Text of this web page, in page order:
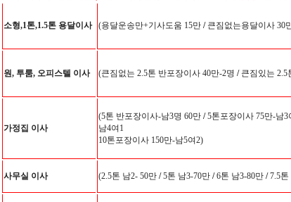
소형,1톤,1.5톤 용달이사 (용달운송만+기사도움 15만 /큰짐없는용달이사 30
원, 투룸, 오피스텔 이사 (큰짐없는 2.5톤 반포장이사 40만-2명 /큰짐있는 2.5
가정집 이사
(5톤 반포장이사-남3명 60만 /5톤포장이사 75만-남3
남4여1
10톤포장이사 150만-남5여2)
사무실 이사 (2.5톤 남2- 50만 /5톤 남3-70만 /6톤 남3-80만 /7.5톤